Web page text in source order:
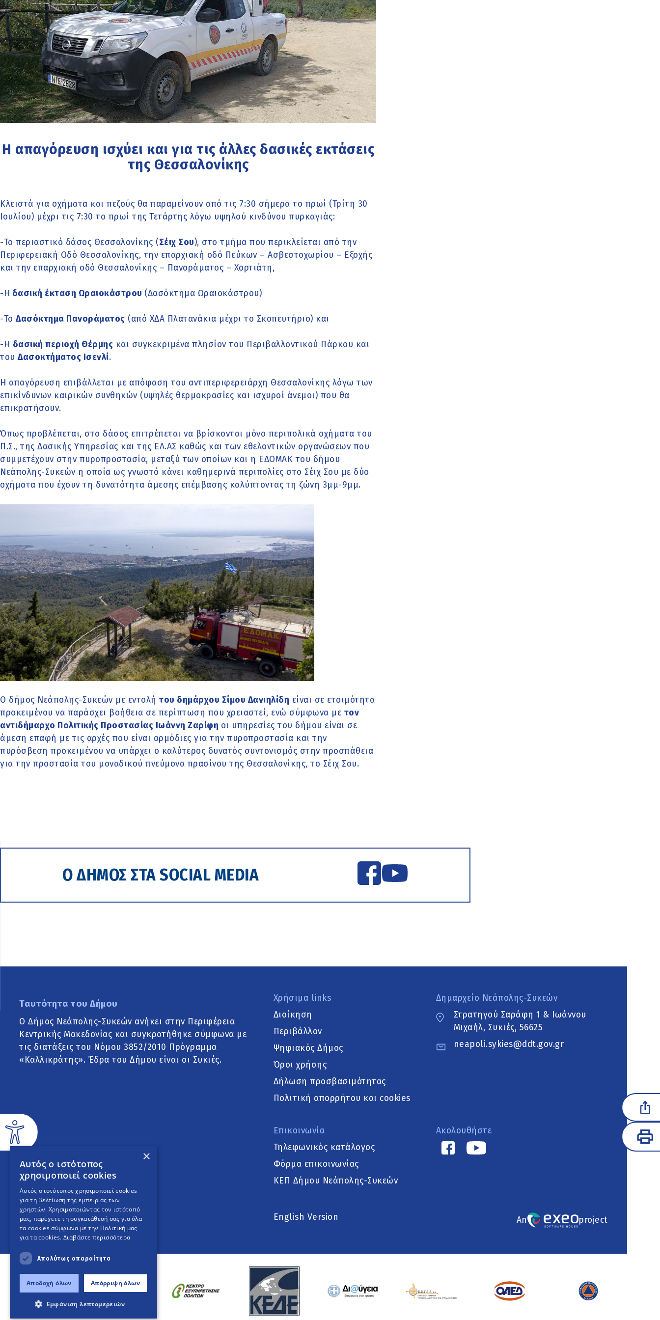
Η απαγόρευση ισχύει και για τις άλλες δασικές εκτάσεις
της Θεσσαλονίκης
Κλειστά για οχήματα και πεζούς θα παραμείνουν από τις 7:30 σήμερα το πρωί (Τρίτη 30
Ιουλίου) μέχρι τις 7:30 το πρωί της Τετάρτης λόγω υψηλού κινδύνου πυρκαγιάς:
-Το περιαστικό δάσος Θεσσαλονίκης (Σέιχ Σου), στο τμήμα που περικλείεται από την
Περιφερειακή Οδό Θεσσαλονίκης, την επαρχιακή οδό Πεύκων – Ασβεστοχωρίου – Εξοχής
και την επαρχιακή οδό Θεσσαλονίκης – Πανοράματος – Χορτιάτη,
-Η δασική έκταση Ωραιοκάστρου (Δασόκτημα Ωραιοκάστρου)
-Το Δασόκτημα Πανοράματος (από ΧΔΑ Πλατανάκια μέχρι το Σκοπευτήριο) και
-Η δασική περιοχή Θέρμης και συγκεκριμένα πλησίον του Περιβαλλοντικού Πάρκου και
του Δασοκτήματος Ισενλί.
Η απαγόρευση επιβάλλεται με απόφαση του αντιπεριφερειάρχη Θεσσαλονίκης λόγω των
επικίνδυνων καιρικών συνθηκών (υψηλές θερμοκρασίες και ισχυροί άνεμοι) που θα
επικρατήσουν.
Όπως προβλέπεται, στο δάσος επιτρέπεται να βρίσκονται μόνο περιπολικά οχήματα του
Π.Σ., της Δασικής Υπηρεσίας και της ΕΛ.ΑΣ καθώς και των εθελοντικών οργανώσεων που
συμμετέχουν στην πυροπροστασία, μεταξύ των οποίων και η ΕΔΟΜΑΚ του δήμου
Νεάπολης-Συκεών η οποία ως γνωστό κάνει καθημερινά περιπολίες στο Σέιχ Σου με δύο
οχήματα που έχουν τη δυνατότητα άμεσης επέμβασης καλύπτοντας τη ζώνη 3μμ-9μμ.
Ο δήμος Νεάπολης-Συκεών με εντολή του δημάρχου Σίμου Δανιηλίδη είναι σε ετοιμότητα
προκειμένου να παράσχει βοήθεια σε περίπτωση που χρειαστεί, ενώ σύμφωνα με τον
αντιδήμαρχο Πολιτικής Προστασίας Ιωάννη Ζαρίφη οι υπηρεσίες του δήμου είναι σε
άμεση επαφή με τις αρχές που είναι αρμόδιες για την πυροπροστασία και την
πυρόσβεση προκειμένου να υπάρχει ο καλύτερος δυνατός συντονισμός στην προσπάθεια
για την προστασία του μοναδικού πνεύμονα πρασίνου της Θεσσαλονίκης, το Σέιχ Σου.
Ο ΔΗΜΟΣ ΣΤΑ SOCIAL MEDIA
Ταυτότητα του Δήμου
Ο Δήμος Νεάπολης-Συκεών ανήκει στην Περιφέρεια
Κεντρικής Μακεδονίας και συγκροτήθηκε σύμφωνα με
τις διατάξεις του Νόμου 3852/2010 Πρόγραμμα
«Καλλικράτης». Έδρα του Δήμου είναι οι Συκιές.
Χρήσιμα links
Διοίκηση
Περιβάλλον
Ψηφιακός Δήμος
Όροι χρήσης
Δήλωση προσβασιμότητας
Πολιτική απορρήτου και cookies
Επικοινωνία
Τηλεφωνικός κατάλογος
Φόρμα επικοινωνίας
ΚΕΠ Δήμου Νεάπολης-Συκεών
Δημαρχείο Νεάπολης-Συκεών
Στρατηγού Σαράφη 1 & Ιωάννου
Μιχαήλ, Συκιές, 56625
neapoli.sykies@ddt.gov.gr
Ακολουθήστε
English Version An project
×
Αυτός ο ιστότοπος
χρησιμοποιεί cookies
Αυτός ο ιστότοπος χρησιμοποιεί cookies
για τη βελτίωση της εμπειρίας των
χρηστών. Χρησιμοποιώντας τον ιστότοπό
μας, παρέχετε τη συγκατάθεσή σας για όλα
τα cookies σύμφωνα με την Πολιτική μας
για τα cookies. Διαβάστε περισσότερα
Απολύτως απαραίτητα
Αποδοχή όλων Απόρριψη όλων
Εμφάνιση λεπτομερειών